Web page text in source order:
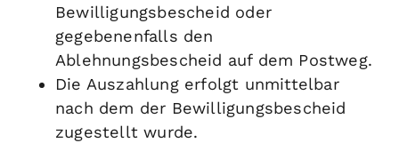
Bewilligungsbescheid oder
gegebenenfalls den
Ablehnungsbescheid auf dem Postweg.
Die Auszahlung erfolgt unmittelbar
nach dem der Bewilligungsbescheid
zugestellt wurde.